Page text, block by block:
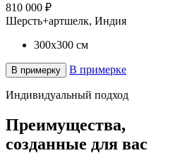
810 000 ₽
Шерсть+артшелк, Индия
300x300 см
В примерку В примерке
Индивидуальный подход
Преимущества,
созданные для вас